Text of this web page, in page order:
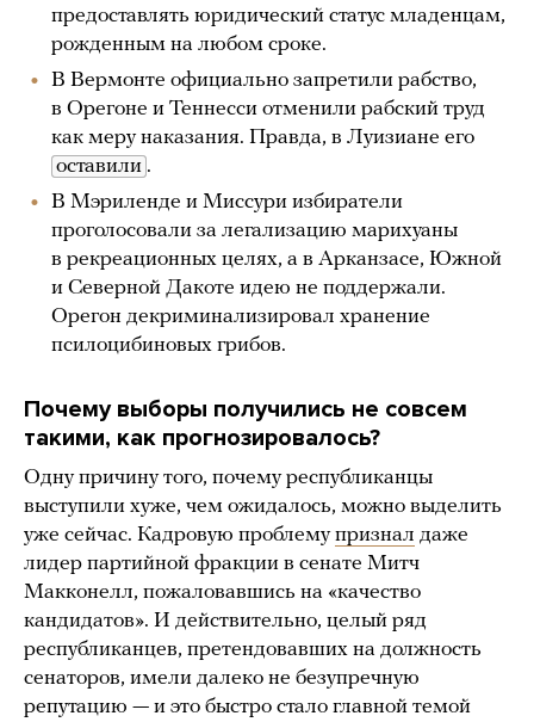
предоставлять юридический статус младенцам,
рожденным на любом сроке.
В Вермонте официально запретили рабство,
в Орегоне и Теннесси отменили рабский труд
как меру наказания. Правда, в Луизиане его
оставили .
В Мэриленде и Миссури избиратели
проголосовали за легализацию марихуаны
в рекреационных целях, а в Арканзасе, Южной
и Северной Дакоте идею не поддержали.
Орегон декриминализировал хранение
псилоцибиновых грибов.
Почему выборы получились не совсем
такими, как прогнозировалось?
Одну причину того, почему республиканцы
выступили хуже, чем ожидалось, можно выделить
уже сейчас. Кадровую проблемупризнал даже
лидер партийной фракции в сенате Митч
Макконелл, пожаловавшись на «качество
кандидатов». И действительно, целый ряд
республиканцев, претендовавших на должность
сенаторов, имели далеко не безупречную
репутацию — и это быстро стало главной темой